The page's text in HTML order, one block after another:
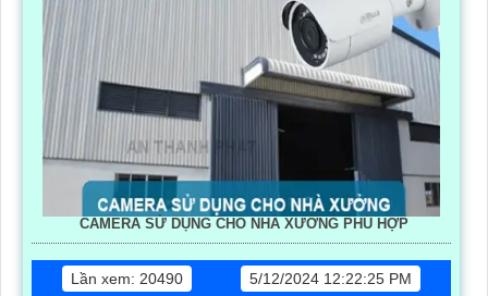
CAMERA SỬ DỤNG CHO NHÀ XƯỞNG PHÙ HỢP
Lần xem: 20490 5/12/2024 12:22:25 PM